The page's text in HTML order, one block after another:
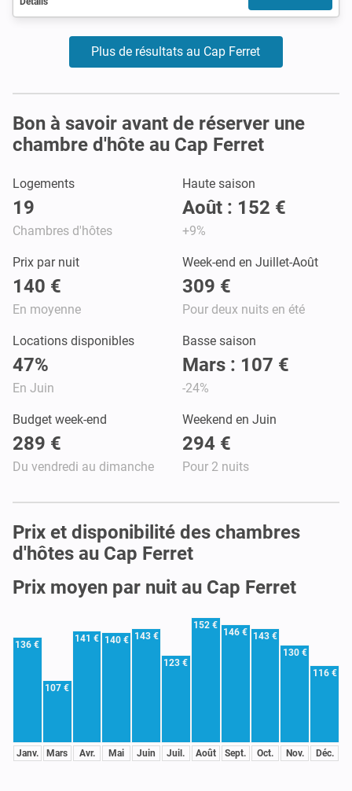
Plus de résultats au Cap Ferret
Bon à savoir avant de réserver une
chambre d'hôte au Cap Ferret
Logements
19
Chambres d'hôtes
Haute saison
Août : 152 €
+9%
Prix par nuit
140 €
En moyenne
Week-end en Juillet-Août
309 €
Pour deux nuits en été
Locations disponibles
47%
En Juin
Basse saison
Mars : 107 €
-24%
Budget week-end
289 €
Du vendredi au dimanche
Weekend en Juin
294 €
Pour 2 nuits
Prix et disponibilité des chambres
d'hôtes au Cap Ferret
Prix moyen par nuit au Cap Ferret
136 €
Janv.
107 €
Mars
141 €
Avr.
140 €
Mai
143 €
Juin
123 €
Juil.
152 €
Août
146 €
Sept.
143 €
Oct.
130 €
Nov.
116 €
Déc.